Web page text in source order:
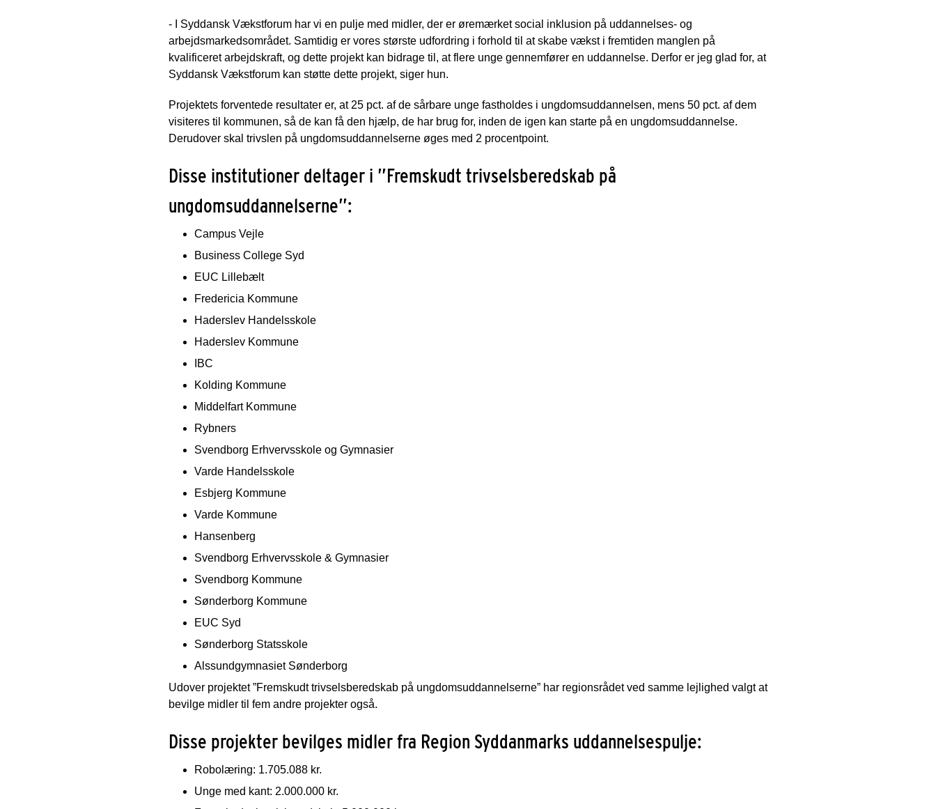
- I Syddansk Vækstforum har vi en pulje med midler, der er øremærket social inklusion på uddannelses- og
arbejdsmarkedsområdet. Samtidig er vores største udfordring i forhold til at skabe vækst i fremtiden manglen på
kvalificeret arbejdskraft, og dette projekt kan bidrage til, at flere unge gennemfører en uddannelse. Derfor er jeg glad for, at
Syddansk Vækstforum kan støtte dette projekt, siger hun.
Projektets forventede resultater er, at 25 pct. af de sårbare unge fastholdes i ungdomsuddannelsen, mens 50 pct. af dem
visiteres til kommunen, så de kan få den hjælp, de har brug for, inden de igen kan starte på en ungdomsuddannelse.
Derudover skal trivslen på ungdomsuddannelserne øges med 2 procentpoint.
Disse institutioner deltager i ”Fremskudt trivselsberedskab på
ungdomsuddannelserne”:
Campus Vejle
Business College Syd
EUC Lillebælt
Fredericia Kommune
Haderslev Handelsskole
Haderslev Kommune
IBC
Kolding Kommune
Middelfart Kommune
Rybners
Svendborg Erhvervsskole og Gymnasier
Varde Handelsskole
Esbjerg Kommune
Varde Kommune
Hansenberg
Svendborg Erhvervsskole & Gymnasier
Svendborg Kommune
Sønderborg Kommune
EUC Syd
Sønderborg Statsskole
Alssundgymnasiet Sønderborg
Udover projektet ”Fremskudt trivselsberedskab på ungdomsuddannelserne” har regionsrådet ved samme lejlighed valgt at
bevilge midler til fem andre projekter også.
Disse projekter bevilges midler fra Region Syddanmarks uddannelsespulje:
Robolæring: 1.705.088 kr.
Unge med kant: 2.000.000 kr.